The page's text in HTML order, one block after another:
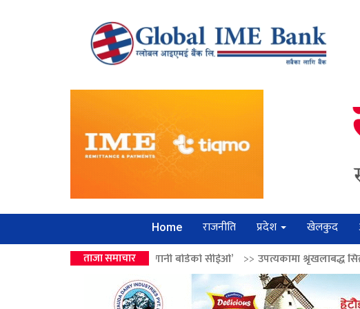
Home राजनीति प्रदेश खेलकुद
ताजा समाचार
उपहार ‘लगानी बोर्डको सीईओ’ >>उपत्यकामा श्रृंखलाबद्ध सिक्री लुट्ने ‘कर्मा